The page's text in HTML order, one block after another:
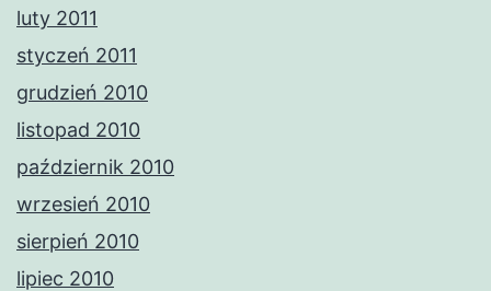
luty 2011
styczeń 2011
grudzień 2010
listopad 2010
październik 2010
wrzesień 2010
sierpień 2010
lipiec 2010